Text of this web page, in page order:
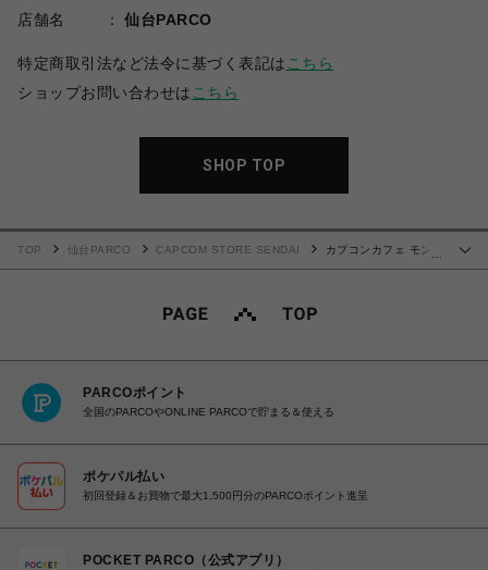
店舗名
仙台PARCO
特定商取引法など法令に基づく表記は こちら
ショップお問い合わせは こちら
SHOP TOP
TOP 仙台PARCO CAPCOM STORE SENDAI
カプコンカフェ モンス
PARCOポイント
全国のPARCOやONLINE PARCOで貯まる＆使える
ポケパル払い
初回登録＆お買物で最大1,500円分のPARCOポイント進呈
POCKET PARCO（公式アプリ）